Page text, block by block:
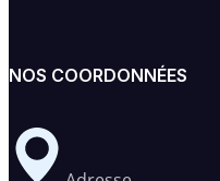
NOS COORDONNÉES